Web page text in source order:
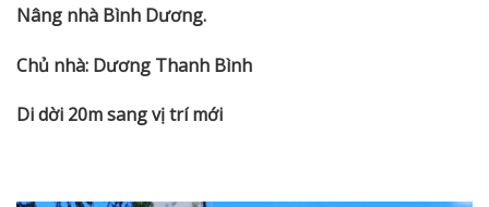
Nâng nhà Bình Dương.
Chủ nhà: Dương Thanh Bình
Di dời 20m sang vị trí mới